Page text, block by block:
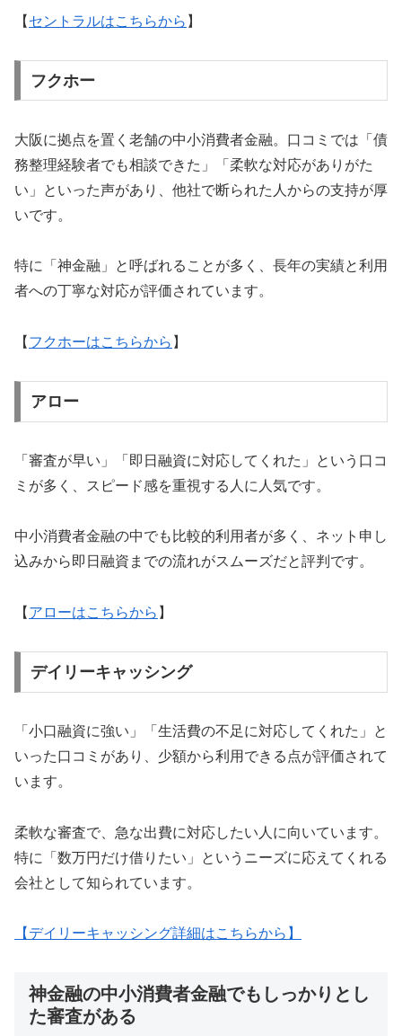
【 セントラルはこちらから 】
フクホー
大阪に拠点を置く老舗の中小消費者金融。口コミでは「債
務整理経験者でも相談できた」「柔軟な対応がありがた
い」といった声があり、他社で断られた人からの支持が厚
いです。
特に「神金融」と呼ばれることが多く、長年の実績と利用
者への丁寧な対応が評価されています。
【 フクホーはこちらから 】
アロー
「審査が早い」「即日融資に対応してくれた」という口コ
ミが多く、スピード感を重視する人に人気です。
中小消費者金融の中でも比較的利用者が多く、ネット申し
込みから即日融資までの流れがスムーズだと評判です。
【 アローはこちらから 】
デイリーキャッシング
「小口融資に強い」「生活費の不足に対応してくれた」と
いった口コミがあり、少額から利用できる点が評価されて
います。
柔軟な審査で、急な出費に対応したい人に向いています。
特に「数万円だけ借りたい」というニーズに応えてくれる
会社として知られています。
【デイリーキャッシング詳細はこちらから】
神金融の中小消費者金融でもしっかりとし
た審査がある